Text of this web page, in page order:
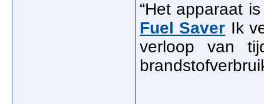
“Het apparaat
Fuel Saver Ik
verloop van